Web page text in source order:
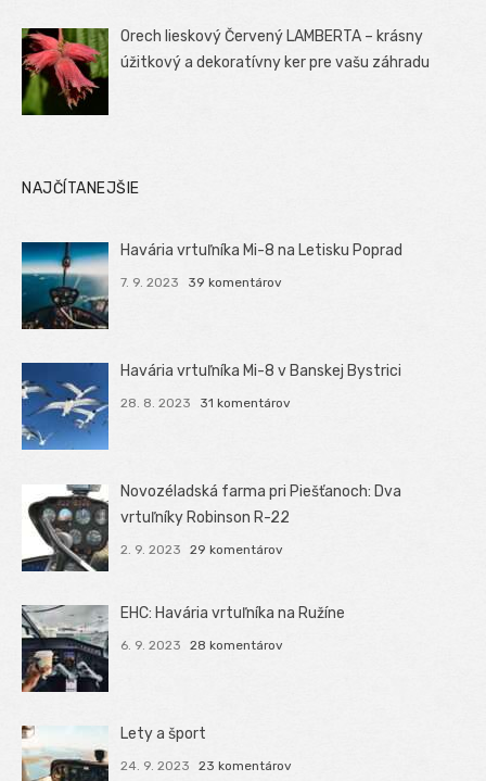
Orech lieskový Červený LAMBERTA – krásny
úžitkový a dekoratívny ker pre vašu záhradu
NAJČÍTANEJŠIE
Havária vrtuľníka Mi-8 na Letisku Poprad
7. 9. 2023 39 komentárov
Havária vrtuľníka Mi-8 v Banskej Bystrici
28. 8. 2023 31 komentárov
Novozéladská farma pri Piešťanoch: Dva
vrtuľníky Robinson R-22
2. 9. 2023 29 komentárov
EHC: Havária vrtuľníka na Ružíne
6. 9. 2023 28 komentárov
Lety a šport
24. 9. 2023 23 komentárov